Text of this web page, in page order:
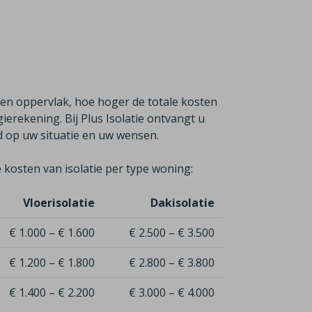
oppervlak, hoe hoger de totale kosten
Bij Plus Isolatie ontvangt u
op uw situatie en uw wensen.
kosten van isolatie per type woning:
Vloerisolatie
Dakisolatie
€ 1.000 – € 1.600
€ 2.500 – € 3.500
€ 1.200 – € 1.800
€ 2.800 – € 3.800
€ 1.400 – € 2.200 € 3.000 – € 4.000